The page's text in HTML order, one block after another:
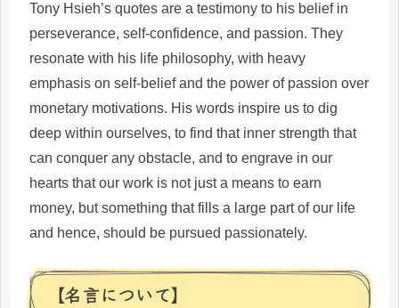
Tony Hsieh’s quotes are a testimony to his belief in
perseverance, self-confidence, and passion. They
resonate with his life philosophy, with heavy
emphasis on self-belief and the power of passion over
monetary motivations. His words inspire us to dig
deep within ourselves, to find that inner strength that
can conquer any obstacle, and to engrave in our
hearts that our work is not just a means to earn
money, but something that fills a large part of our life
and hence, should be pursued passionately.
【名言について】